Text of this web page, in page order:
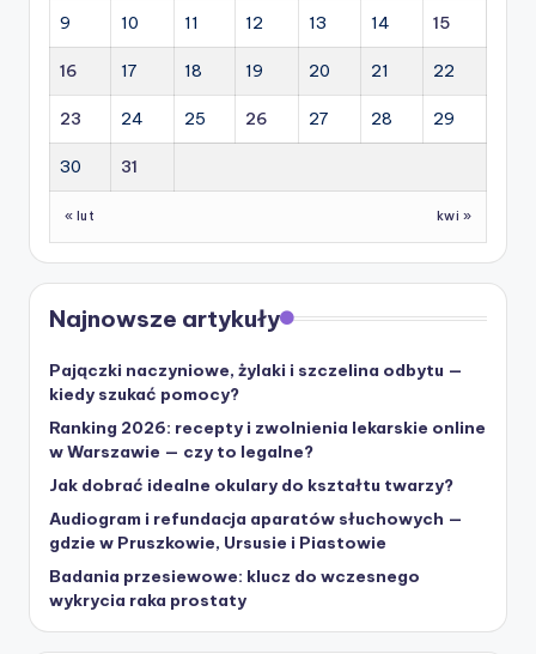
9 10 11 12 13 14 15
16 17 18 19 20 21 22
23 24 25 26 27 28 29
30 31
« lut kwi »
Najnowsze artykuły
Pajączki naczyniowe, żylaki i szczelina odbytu —
kiedy szukać pomocy?
Ranking 2026: recepty i zwolnienia lekarskie online
w Warszawie — czy to legalne?
Jak dobrać idealne okulary do kształtu twarzy?
Audiogram i refundacja aparatów słuchowych —
gdzie w Pruszkowie, Ursusie i Piastowie
Badania przesiewowe: klucz do wczesnego
wykrycia raka prostaty